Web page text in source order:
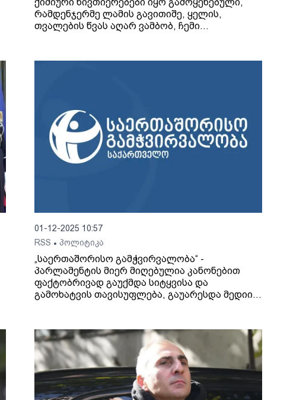
რამდენჯერმე ლამის გავითიშე, ყელის,
თვალების წვას აღარ ვამბობ, ჩემი
ჩაიდინეს!
01-12-2025 10:57
RSS • პოლიტიკა
„საერთაშორისო გამჭვირვალობა“ -
პარლამენტის მიერ მიღებულია კანონებით
ფაქტობრივად გაუქმდა სიტყვისა და
გამოხატვის თავისუფლება, გაუარესდა მედიის